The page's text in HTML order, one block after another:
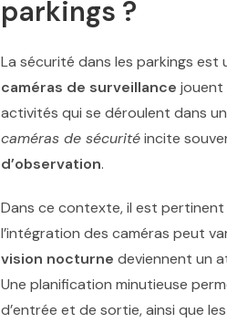
parkings ?
La sécurité dans les parkings
caméras de surveillance jouent
activités qui se déroulent dans
caméras de sécuritéincite
d’observation.
Dans ce contexte, il est
l’intégration des caméras peut
vision nocturne deviennent un
Une planification minutieuse
d’entrée et de sortie, ainsi que